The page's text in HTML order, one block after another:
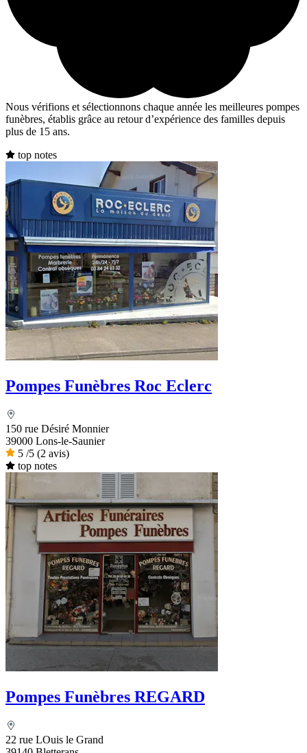
Nous vérifions et sélectionnons chaque année les meilleures pompes
funèbres, établis grâce au retour d’expérience des familles depuis
plus de 15 ans.
top notes
Pompes Funèbres Roc Eclerc
150 rue Désiré Monnier
39000 Lons-le-Saunier
5 /5 (2 avis)
top notes
Pompes Funèbres REGARD
22 rue LOuis le Grand